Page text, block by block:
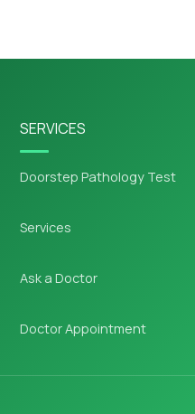
SERVICES
Doorstep Pathology Test
Services
Ask a Doctor
Doctor Appointment